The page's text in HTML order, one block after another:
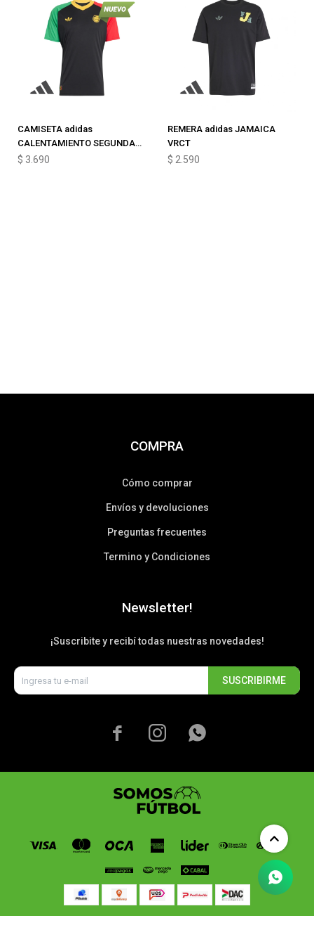
CAMISETA adidas
CALENTAMIENTO SEGUNDA
EQUIPACIÓN JAMAICA 26J
$ 3.690
REMERA adidas JAMAICA
VRCT
$ 2.590
COMPRA
Cómo comprar
Envíos y devoluciones
Preguntas frecuentes
Termino y Condiciones
Newsletter!
¡Suscribite y recibí todas nuestras novedades!
SUSCRIBIRME
  